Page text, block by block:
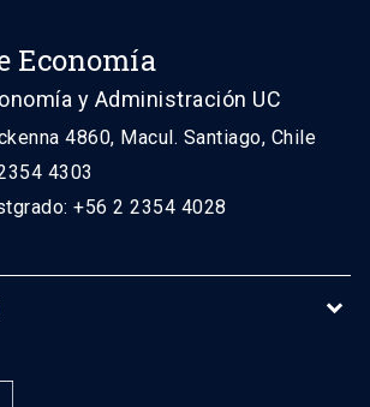
Economía
y Administración UC
4860, Macul. Santiago, Chile
4303
+56 2 2354 4028